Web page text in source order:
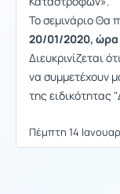
Το σεμινάριο Θα
20/01/2020, ώρα
Διευκρινίζεται
να συμμετέχουν
της
Πέμπτη 14